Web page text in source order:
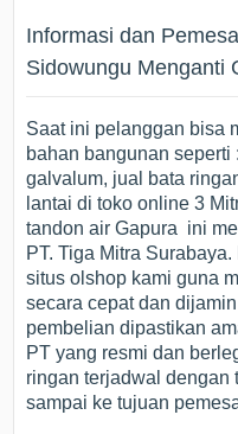
Informasi dan
Sidowungu Menganti
Saat ini pelanggan bisa
bahan bangunan seperti
galvalum, jual bata
lantai di toko online 3
tandon air Gapura ini
PT. Tiga Mitra
situs olshop kami guna
secara cepat dan
pembelian dipastikan
PT yang resmi dan
ringan terjadwal dengan
sampai ke tujuan